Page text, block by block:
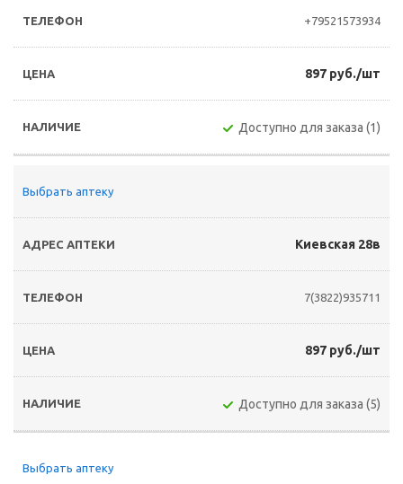
+79521573934
897 руб./шт
Доступно для заказа (1)
Выбрать аптеку
Киевская 28в
7(3822)935711
897 руб./шт
Доступно для заказа (5)
Выбрать аптеку